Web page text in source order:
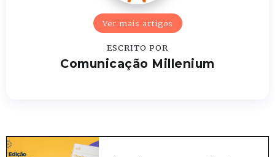
Ver mais artigos
ESCRITO POR
Comunicação Millenium